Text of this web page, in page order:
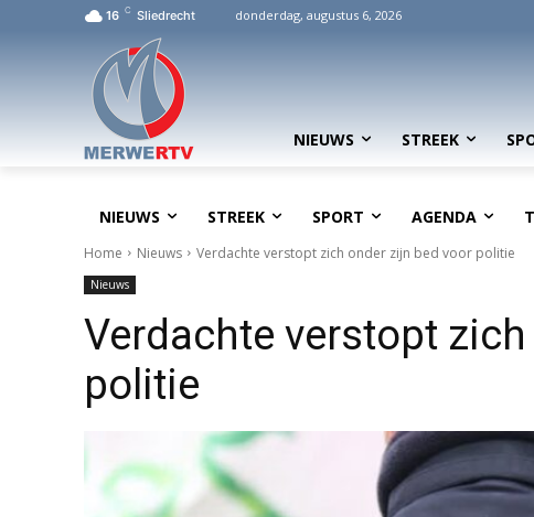
16 C Sliedrecht donderdag, augustus 6, 2026
NIEUWS STREEK
NIEUWS STREEK SPORT AGENDA
Home Nieuws Verdachte verstopt zich onder zijn bed voor politie
Nieuws
Verdachte verstopt
politie